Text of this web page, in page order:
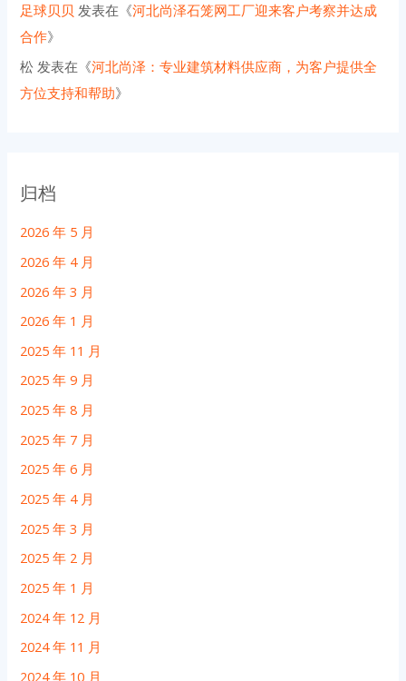
足球贝贝 发表在《河北尚泽石笼网工厂迎来客户考察并达成
合作》
松 发表在《河北尚泽：专业建筑材料供应商，为客户提供全
方位支持和帮助》
归档
2026 年 5 月
2026 年 4 月
2026 年 3 月
2026 年 1 月
2025 年 11 月
2025 年 9 月
2025 年 8 月
2025 年 7 月
2025 年 6 月
2025 年 4 月
2025 年 3 月
2025 年 2 月
2025 年 1 月
2024 年 12 月
2024 年 11 月
2024 年 10 月